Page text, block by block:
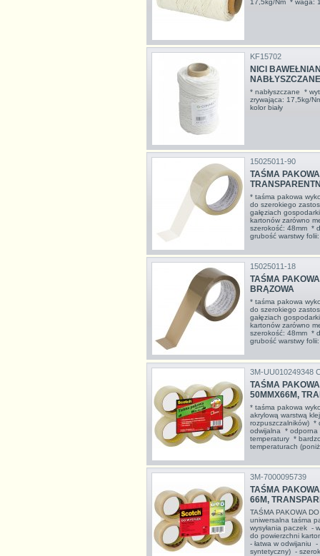
17,5kg/Nm * waga:
KF15702
NICI
* nabłyszczane *
zrywająca: 17,5kg/
kolor biały
15025011-90
TAŚMA
* taśma pakowa
do szerokiego
gałęziach
kartonów zarówno
szerokość: 48mm *
grubość warstwy
15025011-18
TAŚMA
BRĄZOWA
* taśma pakowa
do szerokiego
gałęziach
kartonów zarówno
szerokość: 48mm *
grubość warstwy
3M-UU010249348
TAŚMA
50MMX66M,
* taśma pakowa
akrylową warstwą
rozpuszczalników) *
odwijalna * odporna
temperatury *
temperaturach
3M-7000095739
TAŚMA
66M,
TAŚMA PAKOWA
uniwersalna taśma
wysyłania paczek -
do powierzchni
- łatwa w odwijaniu
syntetyczny) -